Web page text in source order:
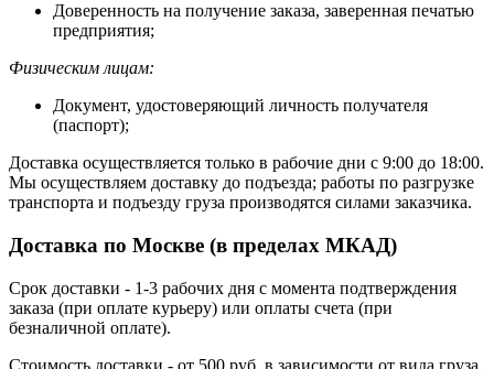
Доверенность на получение заказа, заверенная печатью
предприятия;
Физическим лицам:
Документ, удостоверяющий личность получателя
(паспорт);
Доставка осуществляется только в рабочие дни с 9:00 до 18:00.
Мы осуществляем доставку до подъезда; работы по разгрузке
транспорта и подъезду груза производятся силами заказчика.
Доставка по Москве (в пределах МКАД)
Срок доставки - 1-3 рабочих дня с момента подтверждения
заказа (при оплате курьеру) или оплаты счета (при
безналичной оплате).
Стоимость доставки - от 500 руб. в зависимости от вида груза.